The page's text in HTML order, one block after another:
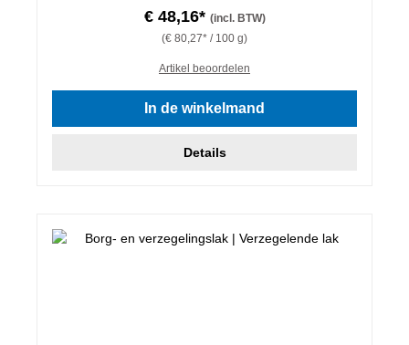
€ 48,16* (incl. BTW)
(€ 80,27* / 100 g)
Artikel beoordelen
In de winkelmand
Details